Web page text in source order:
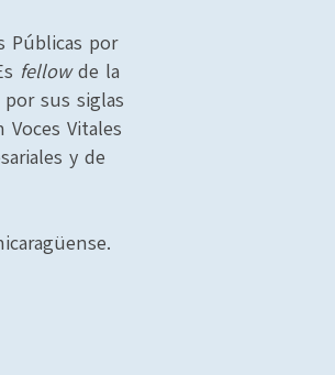
Públicas por
fellowde la
por sus siglas
Vitales
y de